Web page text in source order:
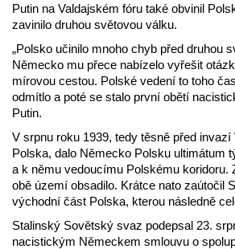
Putin na Valdajském fóru také obvinil
zavinilo druhou světovou válku.
„Polsko učinilo mnoho chyb před druhou
Německo mu přece nabízelo vyřešit
mírovou cestou. Polské vedení to toho
odmítlo a poté se stalo první obětí
Putin.
V srpnu roku 1939, tedy těsně před
Polska, dalo Německo Polsku ultimátum
a k němu vedoucímu Polskému koridoru.
obě území obsadilo. Krátce nato zaútočil
východní část Polska, kterou následně
Stalinský Sovětský svaz podepsal 23.
nacistickým Německem smlouvu o